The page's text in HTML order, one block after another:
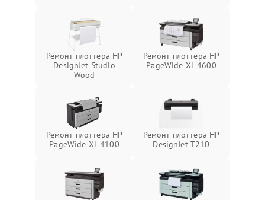
Ремонт плоттера HP
DesignJet Studio
Wood
Ремонт плоттера HP
PageWide XL 4600
Ремонт плоттера HP
PageWide XL 4100
Ремонт плоттера HP
DesignJet T210